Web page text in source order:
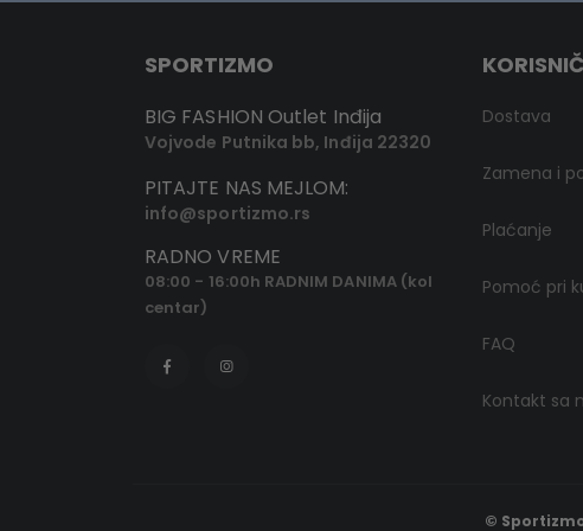
SPORTIZMO
BIG FASHION Outlet Inđija
Vojvode Putnika bb, Inđija 22320
PITAJTE NAS MEJLOM:
info@sportizmo.rs
RADNO VREME
08:00 - 16:00h RADNIM DANIMA (kol
centar)
Dostava
Zamena i
Plaćanje
Pomoć pri
FAQ
Kontakt sa
©